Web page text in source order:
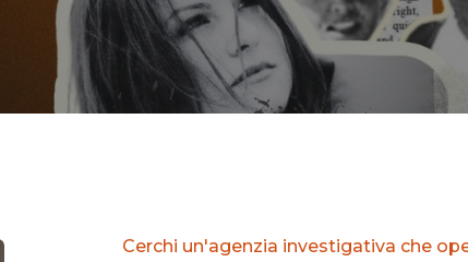
Cerchi un'agenzia investigativa che